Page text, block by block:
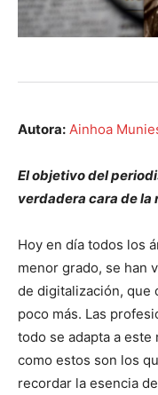
Autora: Ainhoa
El objetivo del
verdadera cara de la
Hoy en día todos los
menor grado, se han
de digitalización, que
poco más. Las
todo se adapta a este
como estos son los
recordar la esencia